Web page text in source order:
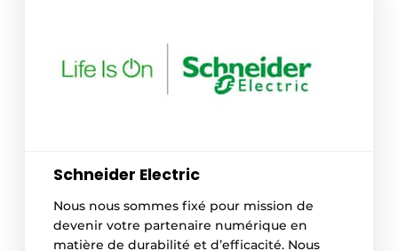
Schneider Electric
Nous nous sommes fixé pour mission de
devenir votre partenaire numérique en
matière de durabilité et d’efficacité. Nous